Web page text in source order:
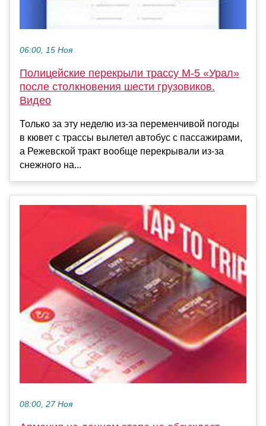
06:00, 15 Ноя
Полицейские перекрыли трассу М-5 «Урал»
после столкновения шести грузовиков.
Видео
Только за эту неделю из-за переменчивой погоды
в кювет с трассы вылетел автобус с пассажирами,
а Режевской тракт вообще перекрывали из-за
снежного на...
08:00, 27 Ноя